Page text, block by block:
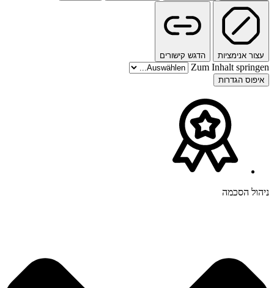
עצור אנימציות הדגש קישורים
Zum Inhalt springen
איפוס הגדרות
ניהול הסכמה